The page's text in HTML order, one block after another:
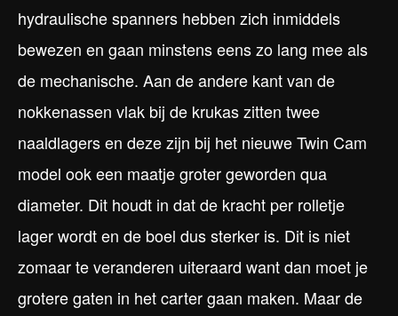
hydraulische spanners hebben zich inmiddels
bewezen en gaan minstens eens zo lang mee als
de mechanische. Aan de andere kant van de
nokkenassen vlak bij de krukas zitten twee
naaldlagers en deze zijn bij het nieuwe Twin Cam
model ook een maatje groter geworden qua
diameter. Dit houdt in dat de kracht per rolletje
lager wordt en de boel dus sterker is. Dit is niet
zomaar te veranderen uiteraard want dan moet je
grotere gaten in het carter gaan maken. Maar de